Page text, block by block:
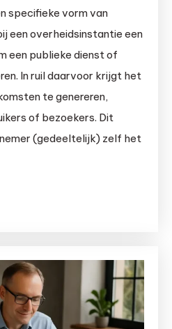
specifieke vorm van
een overheidsinstantie een
een publieke dienst of
In ruil daarvoor krijgt het
te genereren,
of bezoekers. Dit
(gedeeltelijk) zelf het